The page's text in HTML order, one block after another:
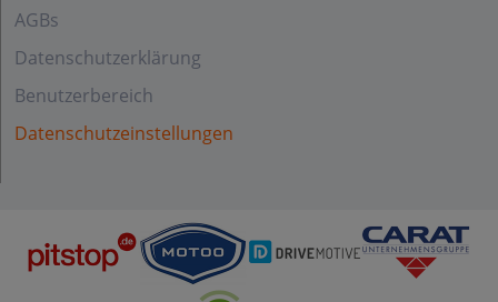
AGBs
Datenschutzerklärung
Benutzerbereich
Datenschutzeinstellungen